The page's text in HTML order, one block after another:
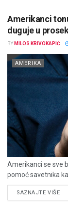
Amerikanci
duguje u
BY MILOS KRIVOKAPIĆ
AMERIKA
Amerikanci se sve
pomoć savetnika
SAZNAJTE VIŠE